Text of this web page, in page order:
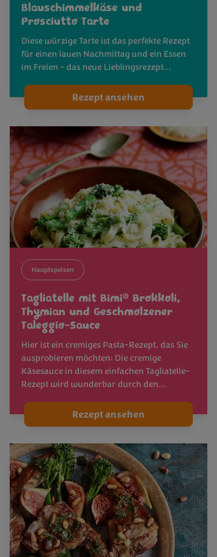
Blauschimmelkäse und
Prosciutto Tarte
Diese würzige Tarte ist das perfekte Rezept
für einen lauen Nachmittag und ein Essen
im Freien – das neue Lieblingsrezept…
Rezept ansehen
Hauptspeisen
Tagliatelle mit Bimi® Brokkoli,
Thymian und Geschmolzener
Taleggio-Sauce
Hier ist ein cremiges Pasta-Rezept, das Sie
ausprobieren möchten: Die cremige
Käsesauce in diesem einfachen Tagliatelle-
Rezept wird wunderbar durch den…
Rezept ansehen